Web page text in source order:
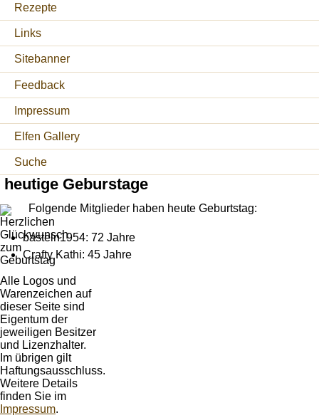
Rezepte
Links
Sitebanner
Feedback
Impressum
Elfen Gallery
Suche
heutige Geburstage
Folgende Mitglieder haben heute Geburtstag:
basteln1954: 72 Jahre
Crafty Kathi: 45 Jahre
Alle Logos und
Warenzeichen auf
dieser Seite sind
Eigentum der
jeweiligen Besitzer
und Lizenzhalter.
Im übrigen gilt
Haftungsausschluss.
Weitere Details
finden Sie im
Impressum.